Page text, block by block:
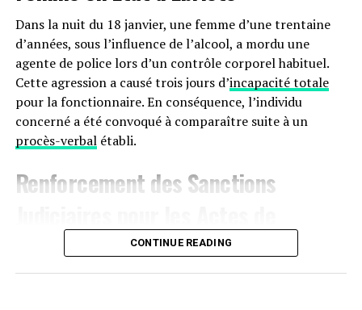
Dans la nuit du 18 janvier, une femme d’une trentaine
d’années, sous l’influence de l’alcool, a mordu une
agente de police lors d’un contrôle corporel habituel.
Cette agression a causé trois jours d’incapacité totale
pour la fonctionnaire. En conséquence, l’individu
concerné a été convoqué à comparaître suite à un
procès-verbalétabli.
Renforcement des Sanctions
Violence àAgen
CONTINUE READING